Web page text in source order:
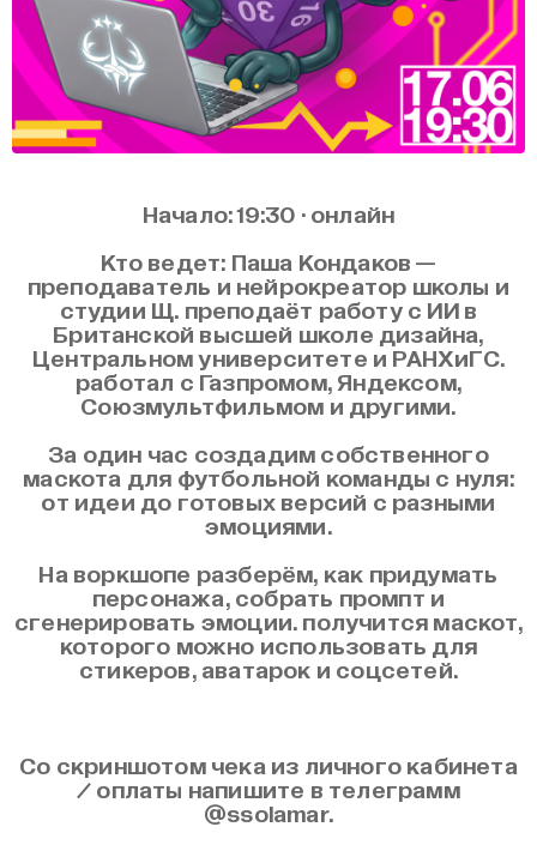
Начало: 19:30 · онлайн
Кто ведет: Паша Кондаков —
преподаватель и нейрокреатор школы и
студии Щ. преподаёт работу с ИИ в
Британской высшей школе дизайна,
Центральном университете и РАНХиГС.
работал с Газпромом, Яндексом,
Союзмультфильмом и другими.
За один час создадим собственного
маскота для футбольной команды с нуля:
от идеи до готовых версий с разными
эмоциями.
На воркшопе разберём, как придумать
персонажа, собрать промпт и
сгенерировать эмоции. получится маскот,
которого можно использовать для
стикеров, аватарок и соцсетей.
Со скриншотом чека из личного кабинета
/ оплаты напишите в телеграмм
@ssolamar.